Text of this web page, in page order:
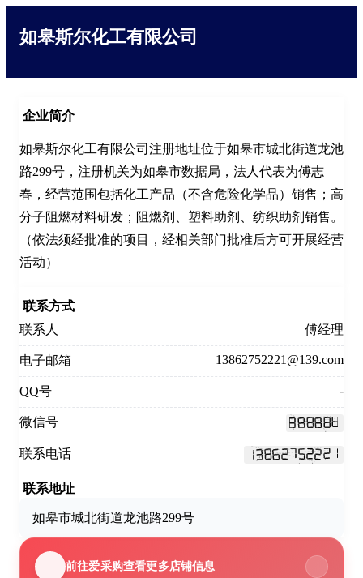
如皋斯尔化工有限公司
企业简介
如皋斯尔化工有限公司注册地址位于如皋市城北街道龙池
路299号，注册机关为如皋市数据局，法人代表为傅志
春，经营范围包括化工产品（不含危险化学品）销售；高
分子阻燃材料研发；阻燃剂、塑料助剂、纺织助剂销售。
（依法须经批准的项目，经相关部门批准后方可开展经营
活动）
联系方式
联系人
傅经理
电子邮箱 13862752221@139.com
QQ号 -
微信号
联系电话
联系地址
如皋市城北街道龙池路299号
前往爱采购查看更多店铺信息